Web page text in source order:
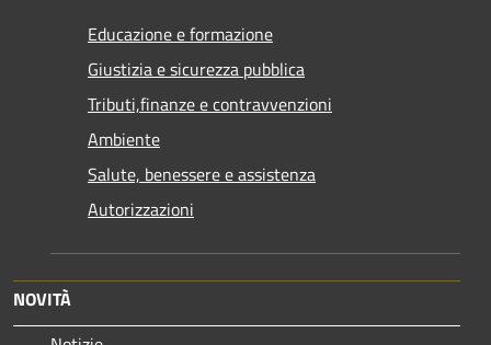
Educazione e formazione
Giustizia e sicurezza pubblica
Tributi,finanze e contravvenzioni
Ambiente
Salute, benessere e assistenza
Autorizzazioni
NOVITÀ